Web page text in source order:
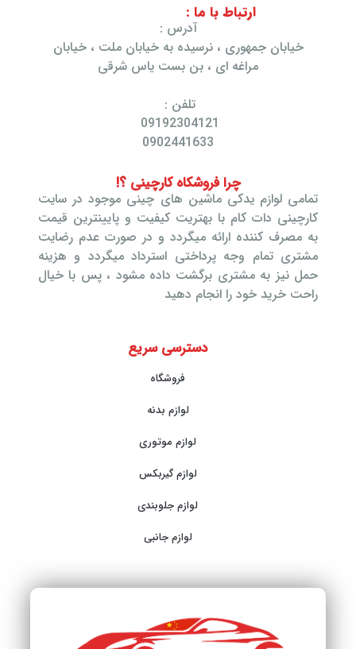
ارتباط با ما :
آدرس :
خیابان جمهوری ، نرسیده به خیابان ملت ، خیابان
مراغه ای ، بن بست یاس شرقی
تلفن :
09192304121
0902441633
چرا فروشکاه کارچینی ؟!
تمامی لوازم یدکی ماشین های چینی موجود در سایت
کارچینی دات کام با بهتریت کیفیت و پایینترین قیمت
به مصرف کننده ارائه میگردد و در صورت عدم رضایت
مشتری تمام وجه پرداختی استرداد میگردد و هزینه
حمل نیز به مشتری برگشت داده مشود ، پس با خیال
راحت خرید خود را انجام دهید
دسترسی سریع
فروشگاه
لوازم بدنه
لوازم موتوری
لوازم گیربکس
لوازم جلوبندی
لوازم جانبی